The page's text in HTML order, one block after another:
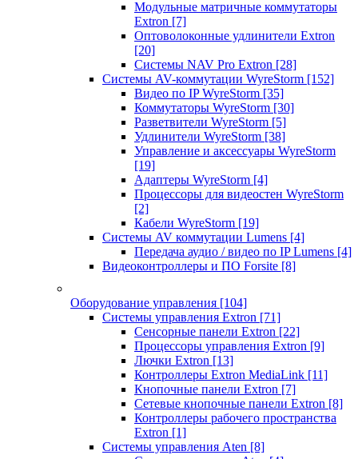
Модульные матричные коммутаторы
Extron [7]
Оптоволоконные удлинители Extron
[20]
Системы NAV Pro Extron [28]
Системы AV-коммутации WyreStorm [152]
Видео по IP WyreStorm [35]
Коммутаторы WyreStorm [30]
Разветвители WyreStorm [5]
Удлинители WyreStorm [38]
Управление и аксессуары WyreStorm
[19]
Адаптеры WyreStorm [4]
Процессоры для видеостен WyreStorm
[2]
Кабели WyreStorm [19]
Системы AV коммутации Lumens [4]
Передача аудио / видео по IP Lumens [4]
Видеоконтроллеры и ПО Forsite [8]
Оборудование управления [104]
Системы управления Extron [71]
Сенсорные панели Extron [22]
Процессоры управления Extron [9]
Лючки Extron [13]
Контроллеры Extron MediaLink [11]
Кнопочные панели Extron [7]
Сетевые кнопочные панели Extron [8]
Контроллеры рабочего пространства
Extron [1]
Системы управления Aten [8]